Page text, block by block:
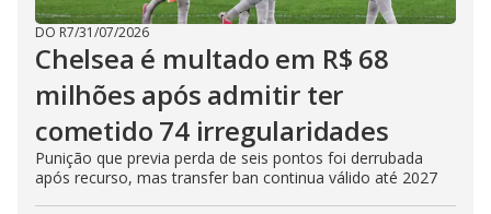
DO R7/31/07/2026
Chelsea é multado em R$ 68
milhões após admitir ter
cometido 74 irregularidades
Punição que previa perda de seis pontos foi derrubada
após recurso, mas transfer ban continua válido até 2027